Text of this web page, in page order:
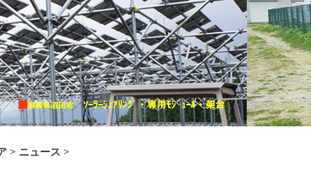
> ニュース >